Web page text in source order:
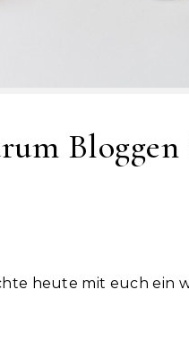
heute mit euch ein